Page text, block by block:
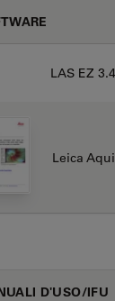
LAS EZ
Leica
D'USO/IFU